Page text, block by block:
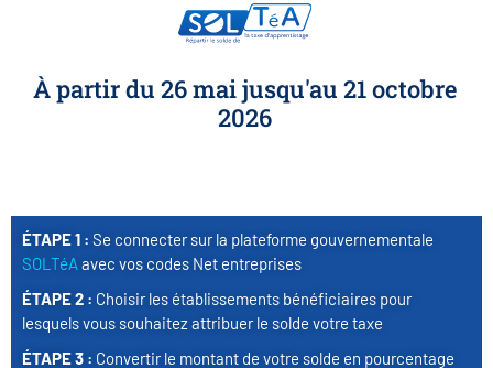
À partir du 26 mai jusqu'au 21 octobre
2026
ÉTAPE 1 : Se connecter sur la plateforme gouvernementale
SOLTéA avec vos codes Net entreprises
ÉTAPE 2 : Choisir les établissements bénéficiaires pour
lesquels vous souhaitez attribuer le solde votre taxe
ÉTAPE 3 : Convertir le montant de votre solde en pourcentage